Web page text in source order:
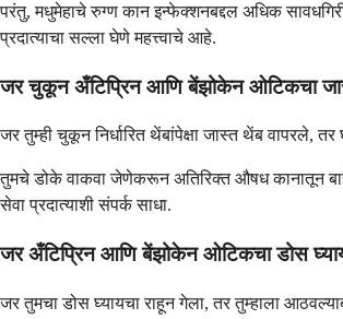
परंतु, मधुमेहाचे रुग्ण कान इन्फेक्शनबद्दल अधिक
प्रदात्याचा सल्ला घेणे महत्त्वाचे आहे.
जर चुकून अँटिप्रिन आणि बेंझोकेन ओटिकचा
जर तुम्ही चुकून निर्धारित थेंबांपेक्षा जास्त थेंब वापरले,
तुमचे डोके वाकवा जेणेकरून अतिरिक्त औषध कानातून
सेवा प्रदात्याशी संपर्क साधा.
जर अँटिप्रिन आणि बेंझोकेन ओटिकचा डोस
जर तुमचा डोस घ्यायचा राहून गेला, तर तुम्हाला